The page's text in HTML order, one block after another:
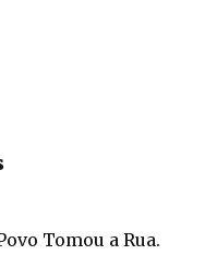
Tomou a Rua.